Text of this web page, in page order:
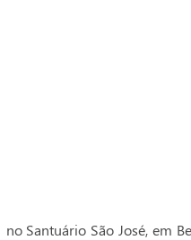
Santuário São José, em